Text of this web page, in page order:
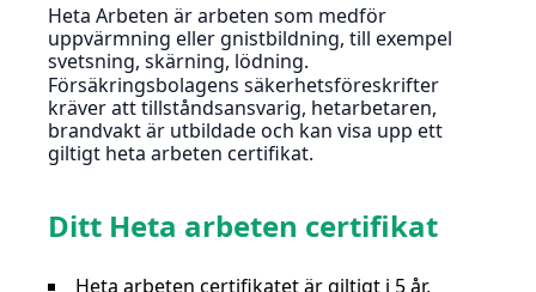
Heta Arbeten är arbeten som medför
uppvärmning eller gnistbildning, till exempel
svetsning, skärning, lödning.
Försäkringsbolagens säkerhetsföreskrifter
kräver att tillståndsansvarig, hetarbetaren,
brandvakt är utbildade och kan visa upp ett
giltigt heta arbeten certifikat.
Ditt Heta arbeten certifikat
Heta arbeten certifikatet är giltigt i 5 år,